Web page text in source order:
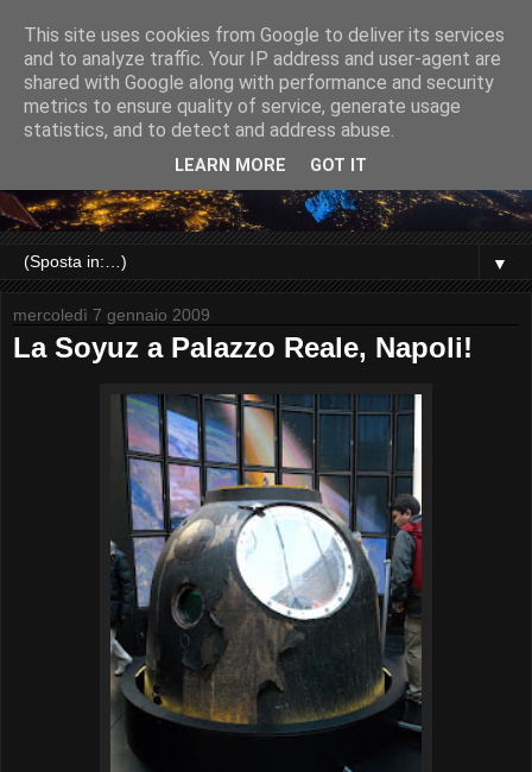
▼
mercoledì 7 gennaio 2009
La Soyuz a Palazzo Reale, Napoli!
This site uses cookies from Google to deliver its services
and to analyze traffic. Your IP address and user-agent are
shared with Google along with performance and security
metrics to ensure quality of service, generate usage
statistics, and to detect and address abuse.
LEARN MORE GOT IT